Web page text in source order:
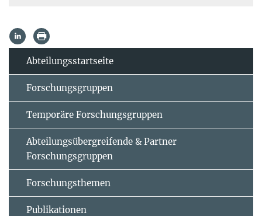
Abteilungsstartseite
Forschungsgruppen
Temporäre Forschungsgruppen
Abteilungsübergreifende & Partner
Forschungsgruppen
Forschungsthemen
Publikationen